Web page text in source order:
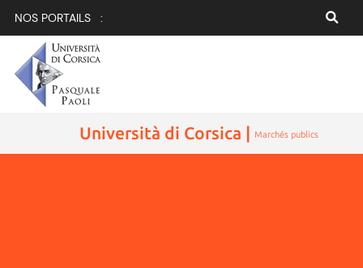
NOS PORTAILS :
Università di Corsica |Marchés publics